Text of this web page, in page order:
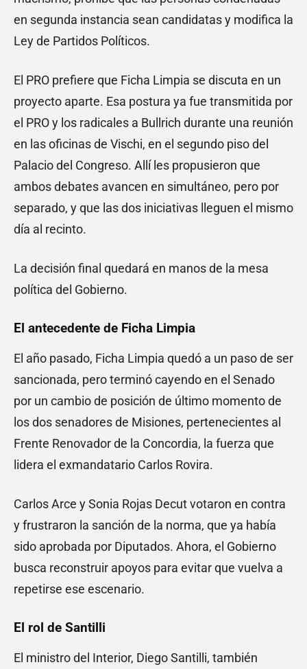
en segunda instancia sean candidatas y modifica la
Ley de Partidos Políticos.
El PRO prefiere que Ficha Limpia se discuta en un
proyecto aparte. Esa postura ya fue transmitida por
el PRO y los radicales a Bullrich durante una reunión
en las oficinas de Vischi, en el segundo piso del
Palacio del Congreso. Allí les propusieron que
ambos debates avancen en simultáneo, pero por
separado, y que las dos iniciativas lleguen el mismo
día al recinto.
La decisión final quedará en manos de la mesa
política del Gobierno.
El antecedente de Ficha Limpia
El año pasado, Ficha Limpia quedó a un paso de ser
sancionada, pero terminó cayendo en el Senado
por un cambio de posición de último momento de
los dos senadores de Misiones, pertenecientes al
Frente Renovador de la Concordia, la fuerza que
lidera el exmandatario Carlos Rovira.
Carlos Arce y Sonia Rojas Decut votaron en contra
y frustraron la sanción de la norma, que ya había
sido aprobada por Diputados. Ahora, el Gobierno
busca reconstruir apoyos para evitar que vuelva a
repetirse ese escenario.
El rol de Santilli
El ministro del Interior, Diego Santilli, también